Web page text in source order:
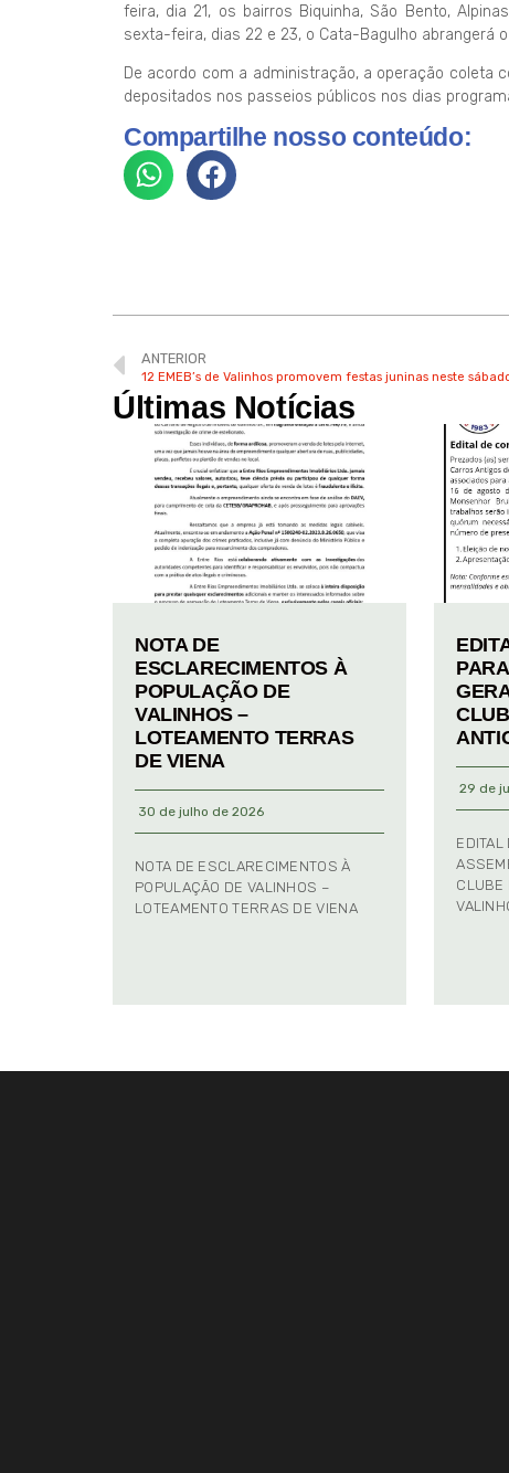
feira, dia 21, os bairros Biquinha, São Bento,
sexta-feira, dias 22 e 23, o Cata-Bagulho abrangerá
De acordo com a administração, a operação coleta
depositados nos passeios públicos nos dias
Compartilhe nosso conteúdo:
ANTERIOR
12 EMEB’s de Valinhos promovem festas juninas neste
Últimas Notícias
NOTA DE
ESCLARECIMENTOS À
POPULAÇÃO DE
VALINHOS –
LOTEAMENTO TERRAS
DE VIENA
30 de julho de 2026
NOTA DE ESCLARECIMENTOS À
POPULAÇÃO DE VALINHOS –
LOTEAMENTO TERRAS DE VIENA
29 de
EDITAL
CLUBE